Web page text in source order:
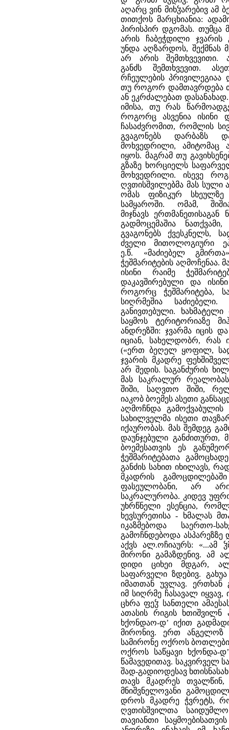
აღარც ვინ მიხჴარებივ ამ
თითქოს მარცხიანია:
პირისპირ დგომას. თუმცა
არის ჩაბეჭდილი ჯვარის
უნდა აღზარდოს, შექმნას
არ არის
განძს შემთხვევით.
რჩეულების პრივილეგიაა
თუ როგორ დამთავრდება
ან ეკრძალებათ
იმისა, თუ რას
როგორც ასვენია ისინი
ჩასაძვრომით, რომლის
გვაგონებს დარბაზს
მოხვედრილი, ამიტომაც
იყოს. მაგრამ თუ
გზაზე ხორციელს
მოხვედრილი. ისევე
ღვთისშვილებმა მას სული
ომას ფიზიკურ სხეულზე
სამყაროში. ომამ,
მიჯნავს
გადმოცემაშია
გვაგონებს ქვესკნელს,
ძველი მითოლოგიური
ე.წ. «მაძიებელ
ჭეშმარიტების აღმოჩენაა.
ისინი რაიმე
დაკავშირებული და
როგორც ჭეშმარიტება,
სიღრმეშია
განივთებული.
საყმოს ტერიტორიაზე
ანდრეზში: ჯვარმა იცის
იციან, სახელდობრ, რას
(«ერთ ბეღელ ყოფილ,
ჯვარის მკადრე
არ შედის. საგანძურის
მას საკრალურ
შიში, საღვთო შიში,
იაკობ ბოემეს ასეთი
აღმოჩნდა
სახილველმა ისეთი
იქაურობას. მას შემდეგ
დაუნჯებული
ბოემესათვის ეს
ჭეშმარიტებათა
განძის სახით იხილავს,
მკადრის
ფასეულობანი, არ
საკრალურობა. კიდევ
უხრწნელი ესენცია,
ხევსურეთისა - ხმალას
იკაზმებოდა საერთო-
გამოჩნდებოდა
აქვს ალ.ოჩიაურს:
მირონი გამაზდენივ. ამ
დიდი ციხეი მდგარ,
საფარველი ზდებივ.
იმათთან უვლავ. ერთხან
იმ სიღრმე ჩასავალ
ცხრა ფეჴ სანთელი
ათასის რიგის ხთიშვილნ
ხქონდაო-დ’ იქით
მირონივ. ერთ ანგელოზ
სამირონე ოქროს
ოქროს საწყავი ხქონდა-
წამავედითავ. საკვირველ
შად-გადიოდესავ
თავს მკადრეს
მნიშვნელოვანი
დროს მკადრე ჭვრეტს,
ღვთისშვილთა
თავიანთი